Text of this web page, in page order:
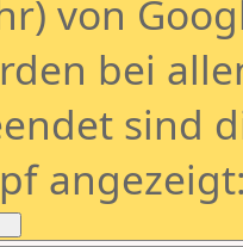
von
bei
sind